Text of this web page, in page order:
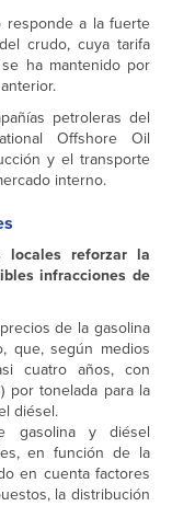
responde a la fuerte
crudo, cuya tarifa
ha mantenido por
petroleras del
Offshore Oil
y el transporte
interno.
locales reforzar la
infracciones de
de la gasolina
que, según medios
cuatro años, con
por tonelada para la
diésel.
gasolina y diésel
en función de la
en cuenta factores
la distribución